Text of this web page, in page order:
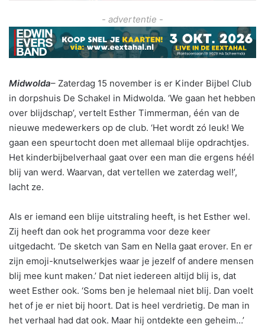
- advertentie -
Midwolda– Zaterdag 15 november is er Kinder Bijbel Club
in dorpshuis De Schakel in Midwolda. ‘We gaan het hebben
over blijdschap’, vertelt Esther Timmerman, één van de
nieuwe medewerkers op de club. ‘Het wordt zó leuk! We
gaan een speurtocht doen met allemaal blije opdrachtjes.
Het kinderbijbelverhaal gaat over een man die ergens héél
blij van werd. Waarvan, dat vertellen we zaterdag wel!’,
lacht ze.
Als er iemand een blije uitstraling heeft, is het Esther wel.
Zij heeft dan ook het programma voor deze keer
uitgedacht. ‘De sketch van Sam en Nella gaat erover. En er
zijn emoji-knutselwerkjes waar je jezelf of andere mensen
blij mee kunt maken.’ Dat niet iedereen altijd blij is, dat
weet Esther ook. ‘Soms ben je helemaal niet blij. Dan voelt
het of je er niet bij hoort. Dat is heel verdrietig. De man in
het verhaal had dat ook. Maar hij ontdekte een geheim…’